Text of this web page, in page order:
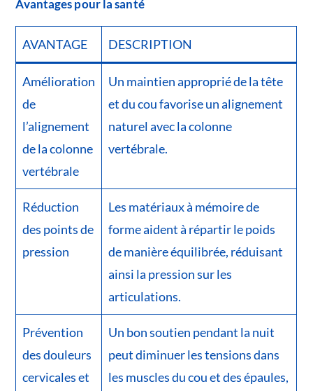
Avantages pour la santé
AVANTAGE DESCRIPTION
Amélioration
de
l’alignement
de la colonne
vertébrale
Un maintien approprié de la tête
et du cou favorise un alignement
naturel avec la colonne
vertébrale.
Réduction
des points de
pression
Les matériaux à mémoire de
forme aident à répartir le poids
de manière équilibrée, réduisant
ainsi la pression sur les
articulations.
Prévention
des douleurs
cervicales et
Un bon soutien pendant la nuit
peut diminuer les tensions dans
les muscles du cou et des épaules,